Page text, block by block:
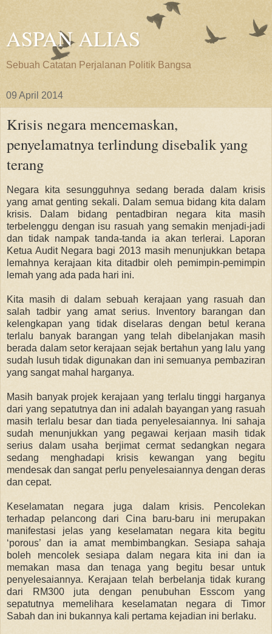
ASPAN ALIAS
Sebuah Catatan Perjalanan Politik Bangsa
09 April 2014
Krisis negara mencemaskan,
penyelamatnya terlindung disebalik yang
terang
Negara kita sesungguhnya sedang berada dalam krisis
yang amat genting sekali. Dalam semua bidang kita dalam
krisis. Dalam bidang pentadbiran negara kita masih
terbelenggu dengan isu rasuah yang semakin menjadi-jadi
dan tidak nampak tanda-tanda ia akan terlerai. Laporan
Ketua Audit Negara bagi 2013 masih menunjukkan betapa
lemahnya kerajaan kita ditadbir oleh pemimpin-pemimpin
lemah yang ada pada hari ini.
Kita masih di dalam sebuah kerajaan yang rasuah dan
salah tadbir yang amat serius. Inventory barangan dan
kelengkapan yang tidak diselaras dengan betul kerana
terlalu banyak barangan yang telah dibelanjakan masih
berada dalam setor kerajaan sejak bertahun yang lalu yang
sudah lusuh tidak digunakan dan ini semuanya pembaziran
yang sangat mahal harganya.
Masih banyak projek kerajaan yang terlalu tinggi harganya
dari yang sepatutnya dan ini adalah bayangan yang rasuah
masih terlalu besar dan tiada penyelesaiannya. Ini sahaja
sudah menunjukkan yang pegawai kerjaan masih tidak
serius dalam usaha berjimat cermat sedangkan negara
sedang menghadapi krisis kewangan yang begitu
mendesak dan sangat perlu penyelesaiannya dengan deras
dan cepat.
Keselamatan negara juga dalam krisis. Pencolekan
terhadap pelancong dari Cina baru-baru ini merupakan
manifestasi jelas yang keselamatan negara kita begitu
‘porous’ dan ia amat membimbangkan. Sesiapa sahaja
boleh mencolek sesiapa dalam negara kita ini dan ia
memakan masa dan tenaga yang begitu besar untuk
penyelesaiannya. Kerajaan telah berbelanja tidak kurang
dari RM300 juta dengan penubuhan Esscom yang
sepatutnya memelihara keselamatan negara di Timor
Sabah dan ini bukannya kali pertama kejadian ini berlaku.